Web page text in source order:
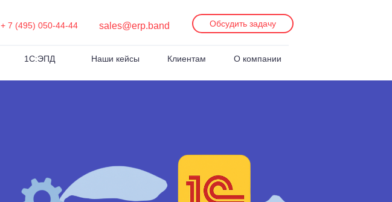
+ 7 (495) 050-44-44 sales@erp.band Обсудить задачу
О компании
Клиентам
1С:ЭПД Наши кейсы
компании